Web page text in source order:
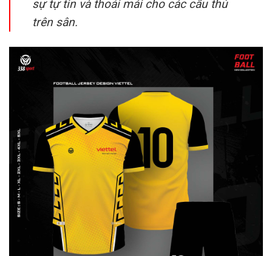
sự tự tin và thoải mái cho các cầu thủ
trên sân.